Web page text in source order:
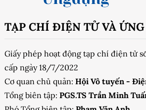
TẠP CHÍ ĐIỆN TỬ VÀ
Giấy phép hoạt động tạp chí điện tử
cấp ngày 18/7/2022
Cơ quan chủ quản: Hội Vô tuyến -
Tổng biên tập: PGS.TS Trần Minh